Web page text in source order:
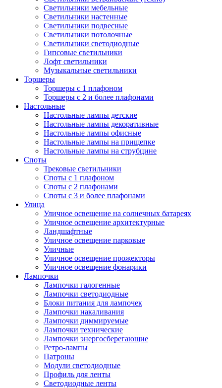
Светильники мебельные
Светильники настенные
Светильники подвесные
Светильники потолочные
Светильники светодиодные
Гипсовые светильники
Лофт светильники
Музыкальные светильники
Торшеры
Торшеры с 1 плафоном
Торшеры с 2 и более плафонами
Настольные
Настольные лампы детские
Настольные лампы декоративные
Настольные лампы офисные
Настольные лампы на прищепке
Настольные лампы на струбцине
Споты
Трековые светильники
Споты с 1 плафоном
Споты с 2 плафонами
Споты с 3 и более плафонами
Улица
Уличное освещение на солнечных батареях
Уличное освещение архитектурные
Ландшафтные
Уличное освещение парковые
Уличные
Уличное освещение прожекторы
Уличное освещение фонарики
Лампочки
Лампочки галогенные
Лампочки светодиодные
Блоки питания для лампочек
Лампочки накаливания
Лампочки диммируемые
Лампочки технические
Лампочки энергосберегающие
Ретро-лампы
Патроны
Модули светодиодные
Профиль для ленты
Светодиодные ленты